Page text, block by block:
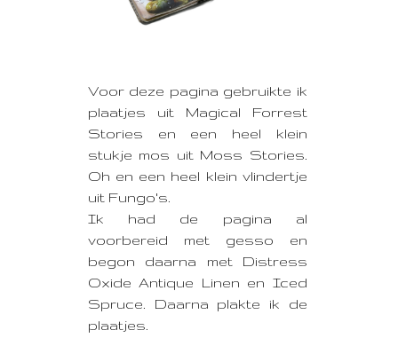
Voor deze pagina gebruikte ik
plaatjes uit Magical Forrest
Stories en een heel klein
stukje mos uit Moss Stories.
Oh en een heel klein vlindertje
uit Fungo's.
Ik had de pagina al
voorbereid met gesso en
begon daarna met Distress
Oxide Antique Linen en Iced
Spruce. Daarna plakte ik de
plaatjes.